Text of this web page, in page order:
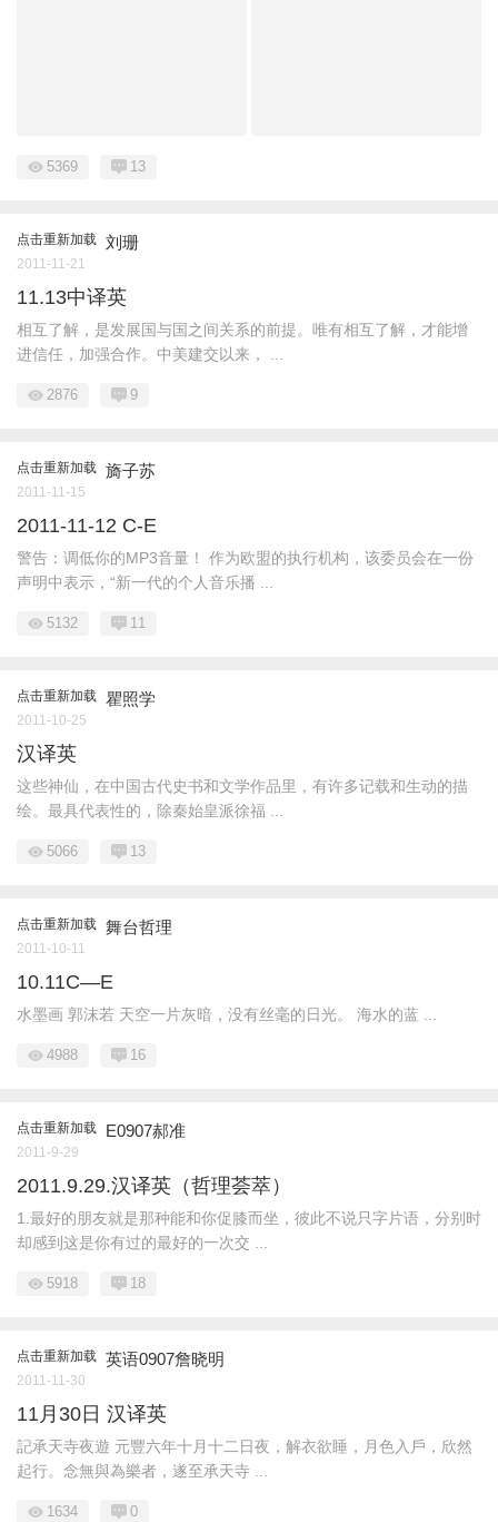
5369 13
点击重新加载 刘珊
2011-11-21
11.13中译英
相互了解，是发展国与国之间关系的前提。唯有相互了解，才能增
进信任，加强合作。中美建交以来， ...
2876 9
点击重新加载 旖子苏
2011-11-15
2011-11-12 C-E
警告：调低你的MP3音量！ 作为欧盟的执行机构，该委员会在一份
声明中表示，“新一代的个人音乐播 ...
5132 11
点击重新加载 瞿照学
2011-10-25
汉译英
这些神仙，在中国古代史书和文学作品里，有许多记载和生动的描
绘。最具代表性的，除秦始皇派徐福 ...
5066 13
点击重新加载 舞台哲理
2011-10-11
10.11C—E
水墨画 郭沫若 天空一片灰暗，没有丝毫的日光。 海水的蓝 ...
4988 16
点击重新加载 E0907郝准
2011-9-29
2011.9.29.汉译英（哲理荟萃）
1.最好的朋友就是那种能和你促膝而坐，彼此不说只字片语，分别时
却感到这是你有过的最好的一次交 ...
5918 18
点击重新加载 英语0907詹晓明
2011-11-30
11月30日 汉译英
記承天寺夜遊 元豐六年十月十二日夜，解衣欲睡，月色入戶，欣然
起行。念無與為樂者，遂至承天寺 ...
1634 0